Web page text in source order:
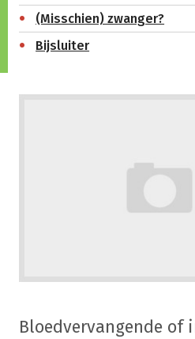
(Misschien) zwanger?
Bijsluiter
Bloedvervangende